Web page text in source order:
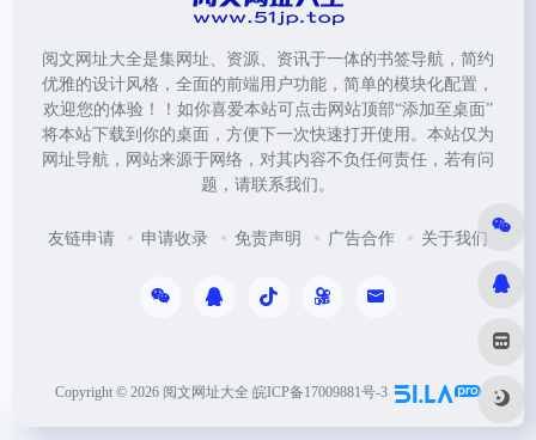
阅文网址大全是集网址、资源、资讯于一体的书签导航，简约
优雅的设计风格，全面的前端用户功能，简单的模块化配置，
欢迎您的体验！！如你喜爱本站可点击网站顶部“添加至桌面”
将本站下载到你的桌面，方便下一次快速打开使用。本站仅为
网址导航，网站来源于网络，对其内容不负任何责任，若有问
题，请联系我们。
友链申请 申请收录 免责声明 广告合作 关于我们
Copyright © 2026 阅文网址大全 皖ICP备17009881号-3